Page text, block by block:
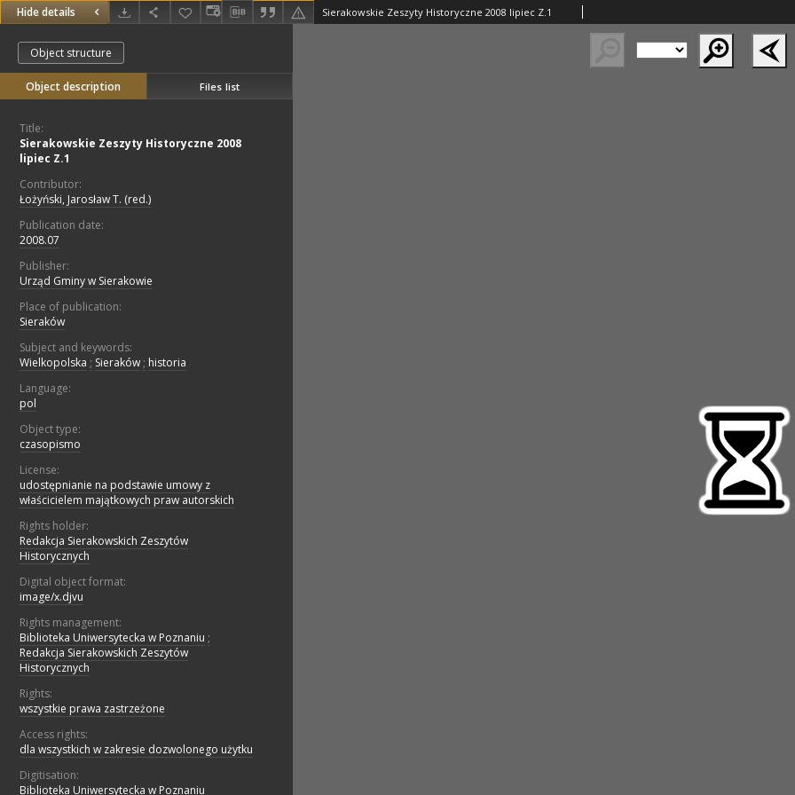
Hide details Sierakowskie Zeszyty Historyczne 2008 lipiec Z.1
Object structure
Object description Files list
Title:
Sierakowskie Zeszyty Historyczne 2008
lipiec Z.1
Contributor:
Łożyński, Jarosław T. (red.)
Publication date:
2008.07
Publisher:
Urząd Gminy w Sierakowie
Place of publication:
Sieraków
Subject and keywords:
Wielkopolska ; Sieraków ; historia
Language:
pol
Object type:
czasopismo
License:
udostępnianie na podstawie umowy z
właścicielem majątkowych praw autorskich
Rights holder:
Redakcja Sierakowskich Zeszytów
Historycznych
Digital object format:
image/x.djvu
Rights management:
Biblioteka Uniwersytecka w Poznaniu ;
Redakcja Sierakowskich Zeszytów
Historycznych
Rights:
wszystkie prawa zastrzeżone
Access rights:
dla wszystkich w zakresie dozwolonego użytku
Digitisation:
Biblioteka Uniwersytecka w Poznaniu